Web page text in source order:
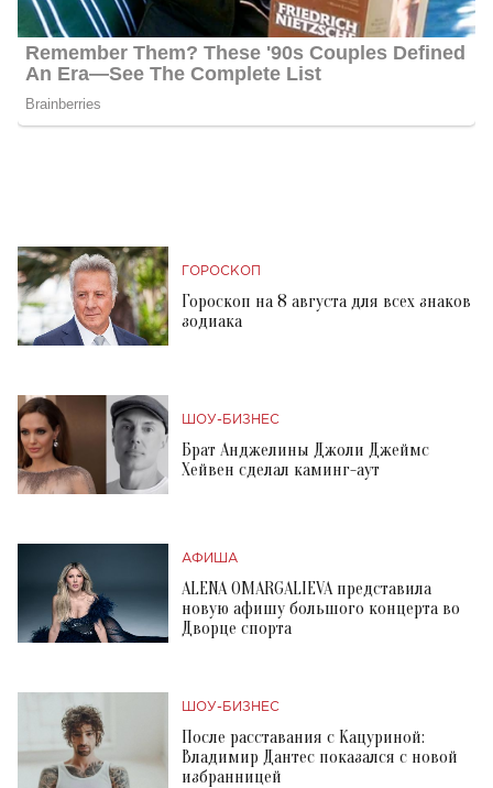
ГОРОСКОП
Гороскоп на 8 августа для всех знаков
зодиака
ШОУ-БИЗНЕС
Брат Анджелины Джоли Джеймс
Хейвен сделал каминг-аут
АФИША
ALENA OMARGALIEVA представила
новую афишу большого концерта во
Дворце спорта
ШОУ-БИЗНЕС
После расставания с Кацуриной:
Владимир Дантес показался с новой
избранницей